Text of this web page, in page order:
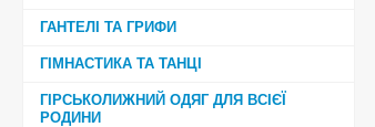
ГАНТЕЛІ ТА ГРИФИ
ГІМНАСТИКА ТА ТАНЦІ
ГІРСЬКОЛИЖНИЙ ОДЯГ ДЛЯ ВСІЄЇ
РОДИНИ